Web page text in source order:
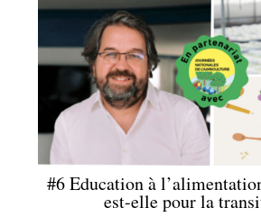
#6 Education à
est-elle pour la